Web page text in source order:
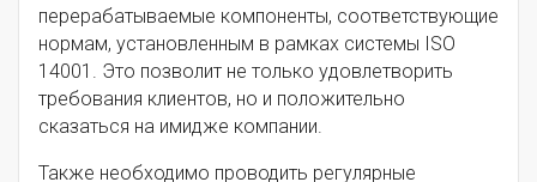
перерабатываемые компоненты, соответствующие
нормам, установленным в рамках системы ISO
14001. Это позволит не только удовлетворить
требования клиентов, но и положительно
сказаться на имидже компании.
Также необходимо проводить регулярные